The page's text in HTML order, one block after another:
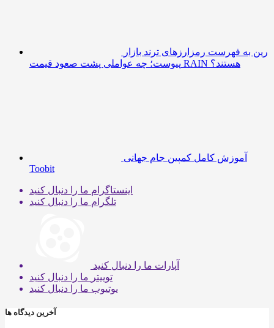
رین به فهرست رمزارزهای ترند بازار
پیوست؛ چه عواملی پشت صعود قیمت RAIN هستند؟
آموزش کامل کمپین جام جهانی
Toobit
اینستاگرام ما را دنبال کنید
تلگرام ما را دنبال کنید
آپارات ما را دنبال کنید
توییتر ما را دنبال کنید
یوتیوب ما را دنبال کنید
آخرین دیدگاه ها